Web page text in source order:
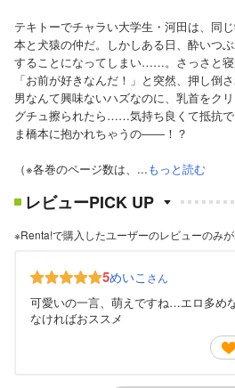
テキトーでチャラい大学生・河田は、同
本と犬猿の仲だ。しかしある日、酔いつ
することになってしまい……。さっさと寝
「お前が好きなんだ！」と突然、押し倒
男なんて興味ないハズなのに、乳首をク
グチュ擦られたら……気持ち良くて抵抗
ま橋本に抱かれちゃうの――！？
（※各巻のページ数は、...もっと読む
レビューPICK UP
※Renta!で購入したユーザーのレビューのみ
5めいこ さん
可愛いの一言、萌えですね…エロ多め
なければおススメ